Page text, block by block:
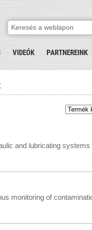
VIDEÓK PARTNEREINK
and lubricating systems
monitoring of